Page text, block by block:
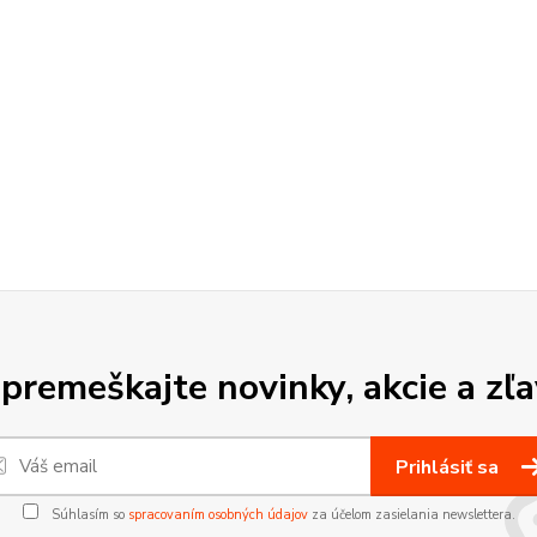
novinky, akcie a
Prihlásiť sa
Súhlasím so spracovaním osobných údajovza účelom zasielania newslettera.